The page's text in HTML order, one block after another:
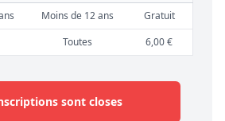
Moins de 12 ans
Gratuit
Toutes 6,00 €
sont closes